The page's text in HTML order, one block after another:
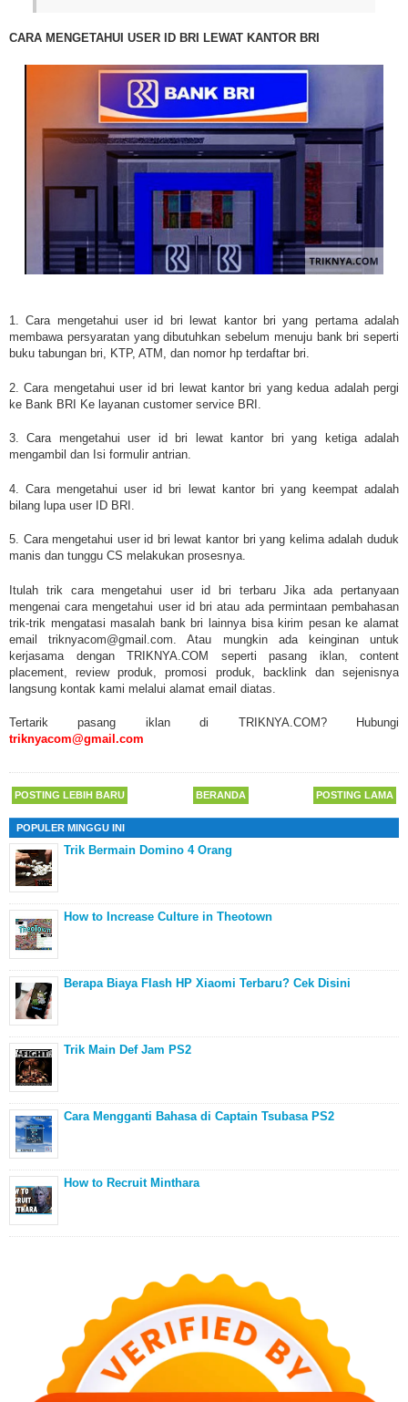
CARA MENGETAHUI USER ID BRI LEWAT KANTOR BRI
1. Cara mengetahui user id bri lewat kantor bri yang pertama adalah
membawa persyaratan yang dibutuhkan sebelum menuju bank bri seperti
buku tabungan bri, KTP, ATM, dan nomor hp terdaftar bri.
2. Cara mengetahui user id bri lewat kantor bri yang kedua adalah pergi
ke Bank BRI Ke layanan customer service BRI.
3. Cara mengetahui user id bri lewat kantor bri yang ketiga adalah
mengambil dan Isi formulir antrian.
4. Cara mengetahui user id bri lewat kantor bri yang keempat adalah
bilang lupa user ID BRI.
5. Cara mengetahui user id bri lewat kantor bri yang kelima adalah duduk
manis dan tunggu CS melakukan prosesnya.
Itulah trik cara mengetahui user id bri terbaru Jika ada pertanyaan
mengenai cara mengetahui user id bri atau ada permintaan pembahasan
trik-trik mengatasi masalah bank bri lainnya bisa kirim pesan ke alamat
email triknyacom@gmail.com. Atau mungkin ada keinginan untuk
kerjasama dengan TRIKNYA.COM seperti pasang iklan, content
placement, review produk, promosi produk, backlink dan sejenisnya
langsung kontak kami melalui alamat email diatas.
Tertarik pasang iklan di TRIKNYA.COM? Hubungi
triknyacom@gmail.com
POSTING LEBIH BARU POSTING LAMA
BERANDA
POPULER MINGGU INI
Trik Bermain Domino 4 Orang
How to Increase Culture in Theotown
Berapa Biaya Flash HP Xiaomi Terbaru? Cek Disini
Trik Main Def Jam PS2
Cara Mengganti Bahasa di Captain Tsubasa PS2
How to Recruit Minthara